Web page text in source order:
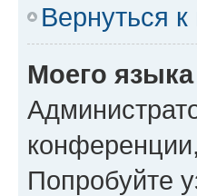
Вернуться к
Моего
Попробуйте